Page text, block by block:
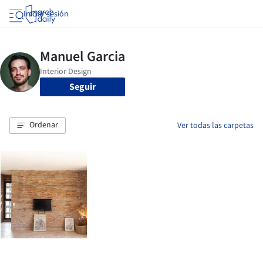
Iniciar sesión
Seguir
Ordenar Ver todas las carpetas